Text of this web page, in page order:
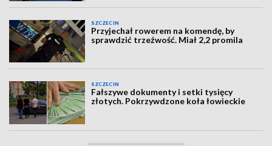
SZCZECIN
Przyjechał rowerem na komendę, by
sprawdzić trzeźwość. Miał 2,2 promila
SZCZECIN
Fałszywe dokumenty i setki tysięcy
złotych. Pokrzywdzone koła łowieckie